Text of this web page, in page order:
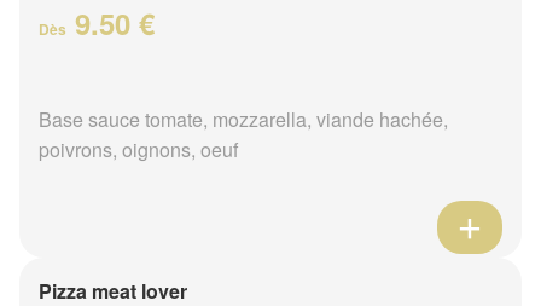
Dès 9.50 €
Base sauce tomate, mozzarella, viande hachée,
poivrons, oignons, oeuf
Pizza meat lover